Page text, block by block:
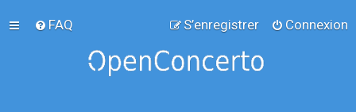
FAQ Connexion
S’enregistrer